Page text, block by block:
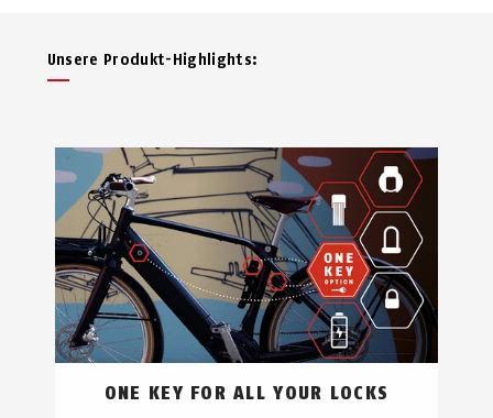
Unsere Produkt-Highlights:
ONE KEY FOR ALL YOUR LOCKS